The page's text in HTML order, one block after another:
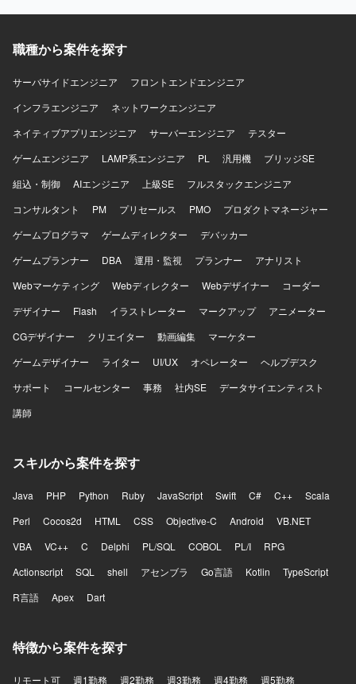
がフィットいたします。 【ポジションの魅力】 大手暗号資
産取引所の金融関連システム開発に関与し、金融レベルの
に携わっていただけます。多くのユーザーや資産を扱う大
規模サービスの開発経験を積み、複雑な既存システムを踏
など上流工程への関与が可能で、バックエンドエンジニア
として専門性を高めながら、FinTechやWeb3領域に本気で
踏み込んでいただけます。テックリードやアーキテクトに
近い役割を経験でき、実装だけでなくプロジェクトやチー
産、システム設計を横断した知見を身につけていただけま
す。 【開発環境】 バックエンド開発が中心であり、Goを
APIやWebSocketを用いた各種サービスや外部システムとの
連携、PostgreSQLやMySQL、Redis等のデータベースを利
用した開発を行います。クラウド環境やコンテナ環境上で
システムを構築し、GitHub等を用いた開発管理を行ってお
を進めております。
す。 【求める人物像】 ドメイン駆動設計やクリーンアーキ
テクチャといった設計思想を理解し、システム間の依存関
でいただける方を求めています。生成AIを活用したモダン
な開発スタイルに前向きで、ご自身の技術的な経験をわか
望ましいです。 【ポジションの魅力】 大規模な基幹システ
ムのリプレイスにアーキテクチャレベルから関わることが
でき、DDDやクリーンアーキテクチャ、マイクロサービス
移行といったモダンな設計・開発手法を実務で深く経験し
できるため、今後のエンジニアキャリアにおいて有用な知
見やスキルを獲得できる環境です。 【開発環境】 OSは
Visual Studio C#、データベースはSQLServerを利用した環
境となります。
職種から案件を探す
サーバサイドエンジニア
フロントエンドエンジニア
インフラエンジニア
ネットワークエンジニア
ネイティブアプリエンジニア
サーバーエンジニア
テスター
ゲームエンジニア
LAMP系エンジニア PL 汎用機
ブリッジSE
組込・制御
AIエンジニア 上級SE
フルスタックエンジニア
コンサルタント
PM プリセールス PMO
プロダクトマネージャー
ゲームプログラマ
ゲームディレクター
デバッカー
ゲームプランナー
DBA 運用・監視 プランナー
アナリスト
Webマーケティング
Webディレクター Webデザイナー
コーダー
デザイナー
Flash イラストレーター マークアップ
アニメーター
CGデザイナー
クリエイター 動画編集
マーケター
ゲームデザイナー
ライター UI/UX オペレーター
ヘルプデスク
サポート
コールセンター 事務 社内SE
データサイエンティスト
講師
スキルから案件を探す
Java PHP Python Ruby JavaScript Swift C# C++
Scala
Perl
Cocos2d HTML CSS Objective-C Android
VB.NET
VBA
VC++ C Delphi PL/SQL COBOL PL/I
RPG
Actionscript
SQL shell アセンブラ Go言語 Kotlin
TypeScript
R言語
Apex Dart
特徴から案件を探す
リモート可 週1勤務 週2勤務 週3勤務 週4勤務 週5勤務